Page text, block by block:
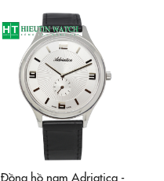
Đồng hồ nam Adriatica -